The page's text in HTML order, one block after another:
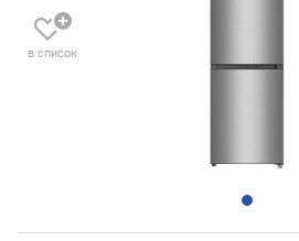
в список